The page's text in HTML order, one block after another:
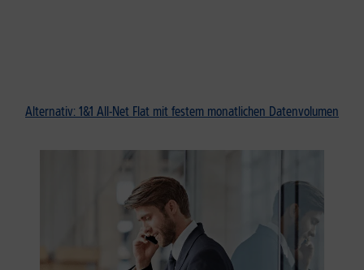
Alternativ: 1&1 All-Net Flat mit festem monatlichen Datenvolumen